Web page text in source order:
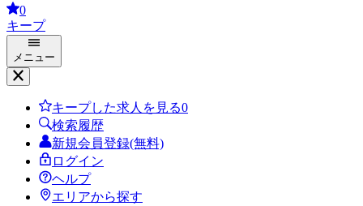
0
キープ
メニュー
キープした求人を見る0
検索履歴
新規会員登録(無料)
ログイン
ヘルプ
エリアから探す